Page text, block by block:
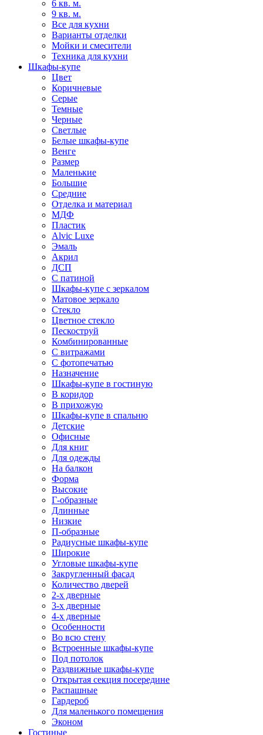
6 кв. м.
9 кв. м.
Все для кухни
Варианты отделки
Мойки и смесители
Техника для кухни
Шкафы-купе
Цвет
Коричневые
Серые
Темные
Черные
Светлые
Белые шкафы-купе
Венге
Размер
Маленькие
Большие
Средние
Отделка и материал
МДФ
Пластик
Alvic Luxe
Эмаль
Акрил
ДСП
С патиной
Шкафы-купе с зеркалом
Матовое зеркало
Стекло
Цветное стекло
Пескоструй
Комбинированные
С витражами
С фотопечатью
Назначение
Шкафы-купе в гостиную
В коридор
В прихожую
Шкафы-купе в спальню
Детские
Офисные
Для книг
Для одежды
На балкон
Форма
Высокие
Г-образные
Длинные
Низкие
П-образные
Радиусные шкафы-купе
Широкие
Угловые шкафы-купе
Закругленный фасад
Количество дверей
2-х дверные
3-х дверные
4-х дверные
Особенности
Во всю стену
Встроенные шкафы-купе
Под потолок
Раздвижные шкафы-купе
Открытая секция посередине
Распашные
Гардероб
Для маленького помещения
Эконом
Гостиные